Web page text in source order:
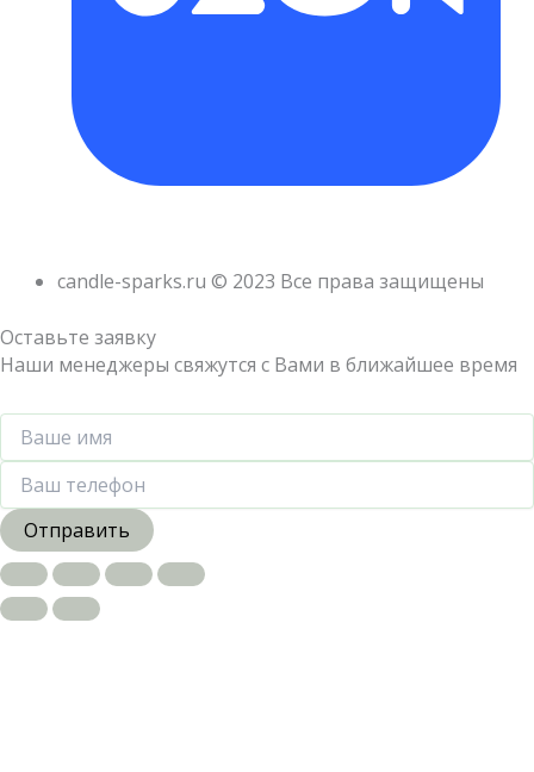
candle-sparks.ru © 2023 Все права защищены
Оставьте заявку
Наши менеджеры свяжутся с Вами в ближайшее время
Отправить